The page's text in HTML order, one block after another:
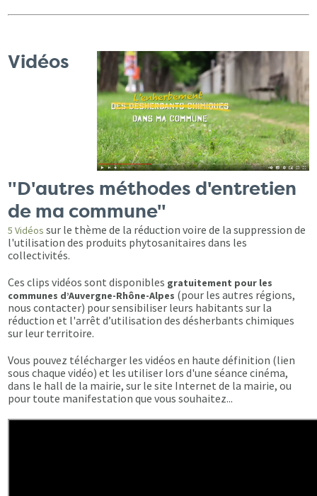
Vidéos
"D'autres méthodes d'entretien
de ma commune"
5 Vidéos sur le thème de la réduction voire de la suppression de
l'utilisation des produits phytosanitaires dans les
collectivités.
Ces clips vidéos sont disponibles gratuitement pour les
communes d’Auvergne-Rhône-Alpes (pour les autres régions,
nous contacter) pour sensibiliser leurs habitants sur la
réduction et l'arrêt d’utilisation des désherbants chimiques
sur leur territoire.
Vous pouvez télécharger les vidéos en haute définition (lien
sous chaque vidéo) et les utiliser lors d'une séance cinéma,
dans le hall de la mairie, sur le site Internet de la mairie, ou
pour toute manifestation que vous souhaitez...